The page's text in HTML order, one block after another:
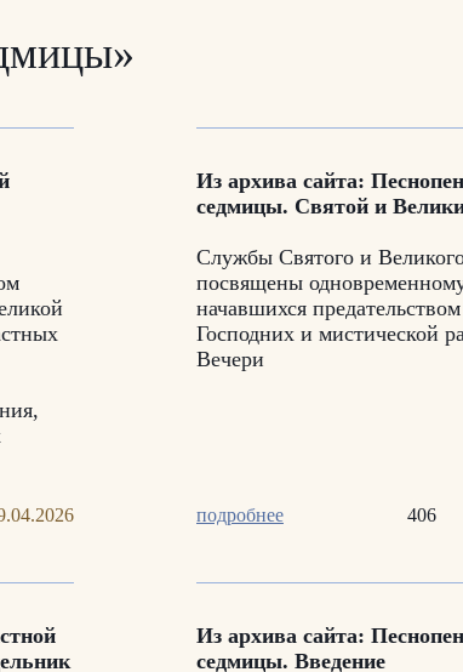
Из архива сайта:
седмицы. Святой и
Службы Святого и
посвящены
начавшихся
Господних и мистической
Вечери
подробнее 406
Из архива сайта:
седмицы. Введение